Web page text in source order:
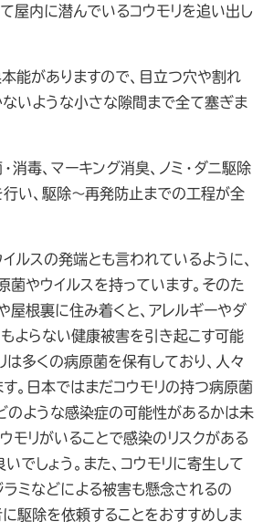
屋内に潜んでいるコウモリを追い出し
能がありますので、目立つ穴や割れ
ないような小さな隙間まで全て塞ぎま
消毒、マーキング消臭、ノミ・ダニ駆除
い、駆除～再発防止までの工程が全
ルスの発端とも言われているように、
菌やウイルスを持っています。そのた
屋根裏に住み着くと、アレルギーやダ
よらない健康被害を引き起こす可能
は多くの病原菌を保有しており、人々
。日本ではまだコウモリの持つ病原菌
のような感染症の可能性があるかは未
モリがいることで感染のリスクがある
でしょう。また、コウモリに寄生して
ラミなどによる被害も懸念されるの
駆除を依頼することをおすすめしま